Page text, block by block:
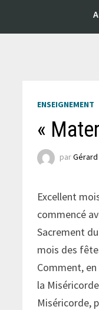
ENSEIGNEMENT
«
par
Excellent
commencé
Sacrement
mois des
Comment,
la
Miséricorde,